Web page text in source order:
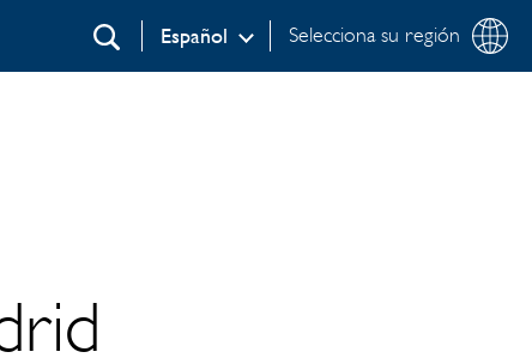
Selecciona su región
Español
Buscar